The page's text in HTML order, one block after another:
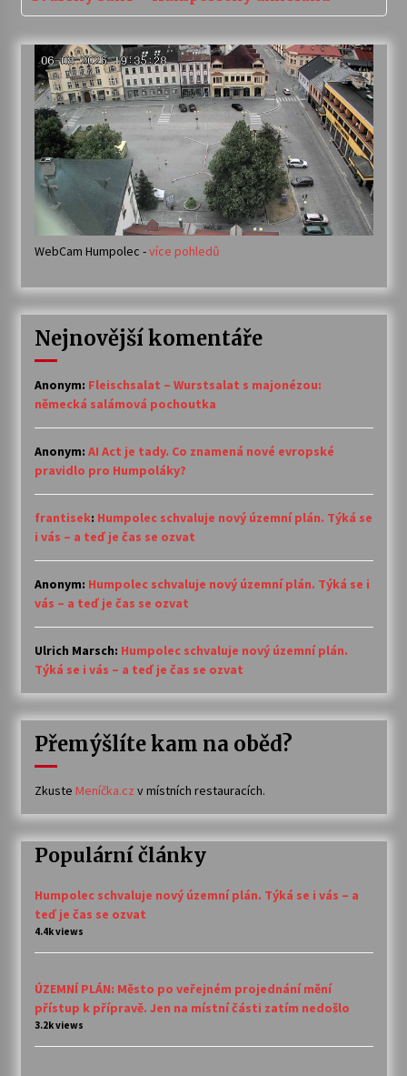
WebCam Humpolec -více pohledů
Nejnovější komentáře
Anonym: Fleischsalat – Wurstsalat s majonézou:
německá salámová pochoutka
Anonym: AI Act je tady. Co znamená nové evropské
pravidlo pro Humpoláky?
frantisek: Humpolec schvaluje nový územní plán. Týká se
i vás – a teď je čas se ozvat
Anonym: Humpolec schvaluje nový územní plán. Týká se i
vás – a teď je čas se ozvat
Ulrich Marsch: Humpolec schvaluje nový územní plán.
Týká se i vás – a teď je čas se ozvat
Přemýšlíte kam na oběd?
Zkuste Meníčka.cz v místních restauracích.
Populární články
Humpolec schvaluje nový územní plán. Týká se i vás – a
teď je čas se ozvat
4.4k views
ÚZEMNÍ PLÁN: Město po veřejném projednání mění
přístup k přípravě. Jen na místní části zatím nedošlo
3.2k views